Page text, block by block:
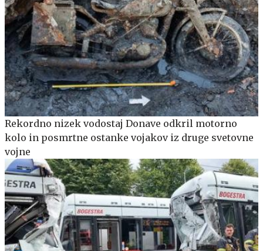
Rekordno nizek vodostaj Donave odkril motorno
kolo in posmrtne ostanke vojakov iz druge svetovne
vojne